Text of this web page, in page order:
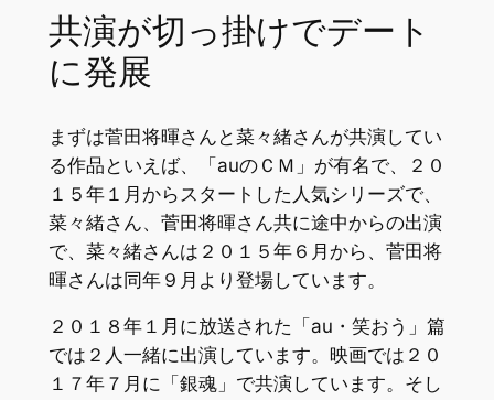
共演が切っ掛けでデート
に発展
まずは菅田将暉さんと菜々緒さんが共演してい
る作品といえば、「auのＣＭ」が有名で、２０
１５年１月からスタートした人気シリーズで、
菜々緒さん、菅田将暉さん共に途中からの出演
で、菜々緒さんは２０１５年６月から、菅田将
暉さんは同年９月より登場しています。
２０１８年１月に放送された「au・笑おう」篇
では２人一緒に出演しています。映画では２０
１７年７月に「銀魂」で共演しています。そし